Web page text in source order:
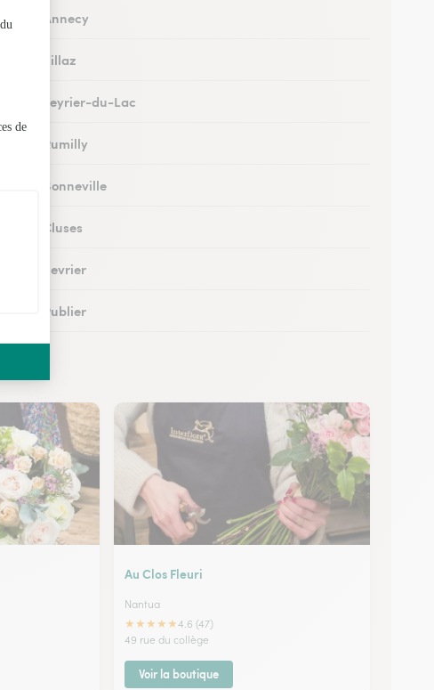
à Annecy
à Villaz
à Veyrier-du-Lac
à Rumilly
à Bonneville
à Cluses
à Sevrier
à Publier
Au Clos Fleuri
Nantua
★★★★★4.6 (47)
49 rue du collège
Voir la boutique